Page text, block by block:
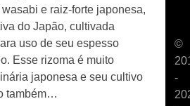
e raiz-forte japonesa,
do Japão, cultivada
uso de seu espesso
Esse rizoma é muito
japonesa e seu cultivo
também…
©
-